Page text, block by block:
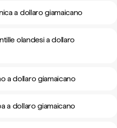
a dollaro giamaicano
olandesi a dollaro
a dollaro giamaicano
a dollaro giamaicano